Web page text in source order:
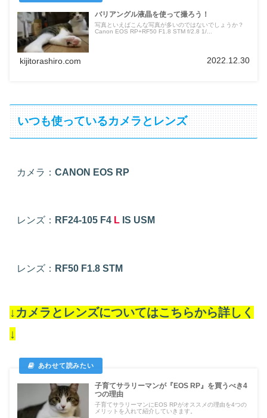
バリアングル液晶を使って撮ろう！
写真といえばこんな写真が多いのではないでしょうか？
Canon EOS RP+RF50 F1.8 STM f/2.8 1/...
kijitorashiro.com 2022.12.30
いつも使っているカメラとレンズ
カメラ： CANON EOS RP
レンズ： RF24-105 F4 L IS USM
レンズ： RF50 F1.8 STM
↓カメラとレンズについてはこちらから詳しく
↓
子育てサラリーマンが『EOS RP』を買うべき4
つの理由
子育てサラリーマンにEOS RPがオススメの理由を4つの
メリットを入れて紹介していきます。